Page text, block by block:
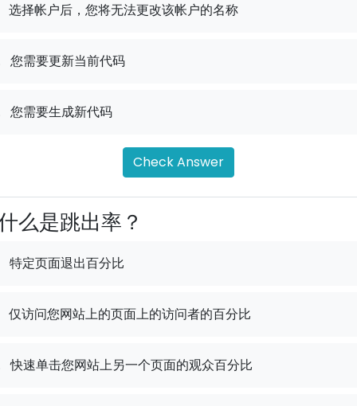
选择帐户后，您将无法更改该帐户的名称
您需要更新当前代码
您需要生成新代码
Check Answer
么是跳出率？
特定页面退出百分比
仅访问您网站上的页面上的访问者的百分比
快速单击您网站上另一个页面的观众百分比